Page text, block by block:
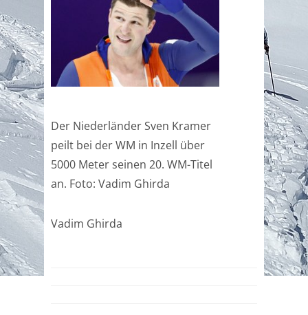
Der Niederländer Sven Kramer
peilt bei der WM in Inzell über
5000 Meter seinen 20. WM-Titel
an. Foto: Vadim Ghirda
Vadim Ghirda